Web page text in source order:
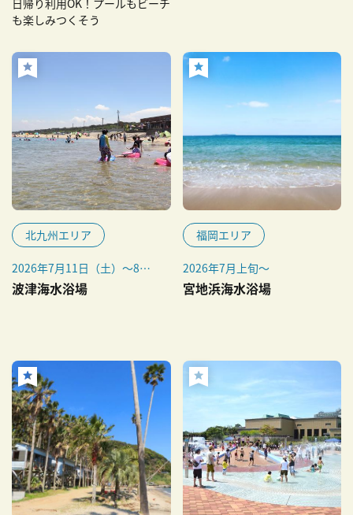
【海水浴場】2026年7月11日
（土）～8月16日（日）
も楽しみつくそう
北九州エリア
2026年7月11日（土）～8月
16日（日）
波津海水浴場
福岡エリア
2026年7月上旬～
宮地浜海水浴場